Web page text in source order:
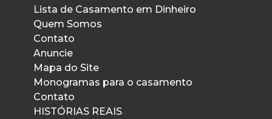
Lista de Casamento em Dinheiro
Quem Somos
Contato
Anuncie
Mapa do Site
Monogramas para o casamento
Contato
HISTÓRIAS REAIS